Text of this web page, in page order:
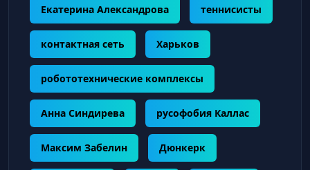
Екатерина Александрова теннисисты
контактная сеть Харьков
робототехнические комплексы
Анна Синдирева русофобия Каллас
Максим Забелин Дюнкерк